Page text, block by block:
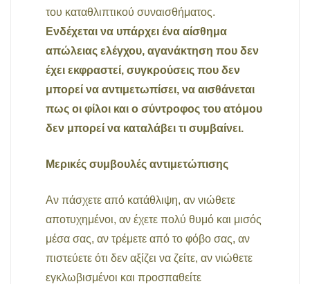
του καταθλιπτικού συναισθήματος.
Ενδέχεται να υπάρχει ένα αίσθημα
απώλειας ελέγχου, αγανάκτηση που δεν
έχει εκφραστεί, συγκρούσεις που δεν
μπορεί να αντιμετωπίσει, να αισθάνεται
πως οι φίλοι και ο σύντροφος του ατόμου
δεν μπορεί να καταλάβει τι συμβαίνει.
Μερικές συμβουλές αντιμετώπισης
Αν πάσχετε από κατάθλιψη, αν νιώθετε
αποτυχημένοι, αν έχετε πολύ θυμό και μισός
μέσα σας, αν τρέμετε από το φόβο σας, αν
πιστεύετε ότι δεν αξίζει να ζείτε, αν νιώθετε
εγκλωβισμένοι και προσπαθείτε